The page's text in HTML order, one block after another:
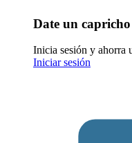
Date un capricho
Inicia sesión y ahorra
Iniciar sesión